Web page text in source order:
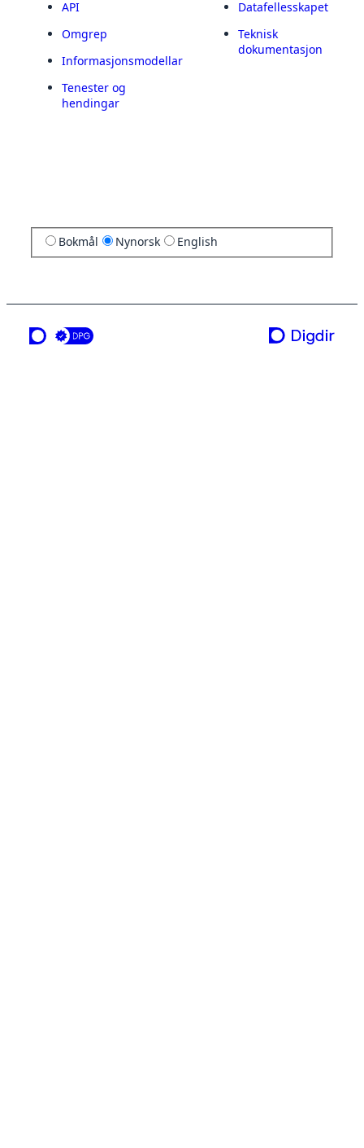
API
Omgrep
Informasjonsmodellar
Tenester og
hendingar
Datafellesskapet
Teknisk
dokumentasjon
Bokmål Nynorsk English